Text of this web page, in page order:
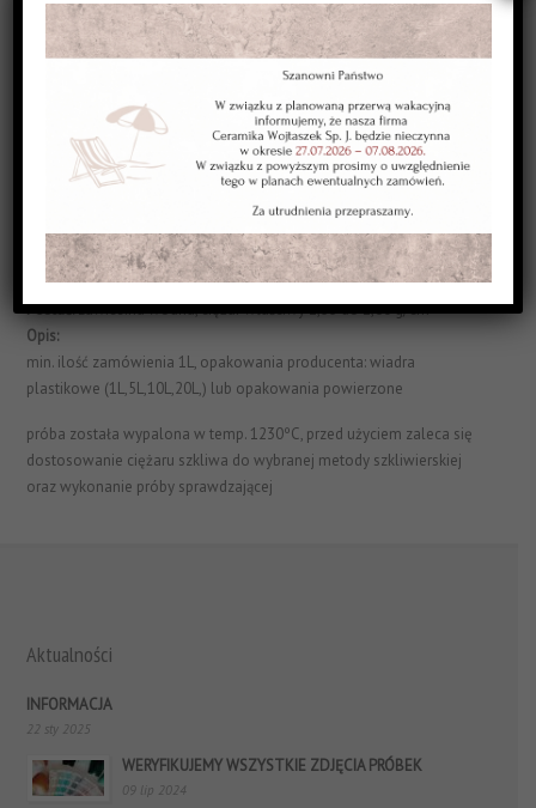
Category: SZKLIWA WYSOKOTOPLIWE 1220-1250*C
Kolor:beżowe
Typ:kryjące
Struktura Powierzchni:matowe i efektowe
Postać:zawiesina wodna, ciężar właściwy 1,55 do 1,60 g/cm³
Opis:
min. ilość zamówienia 1L, opakowania producenta: wiadra
plastikowe (1L,5L,10L,20L,) lub opakowania powierzone
próba została wypalona w temp. 1230ºC, przed użyciem zaleca się
dostosowanie ciężaru szkliwa do wybranej metody szkliwierskiej
oraz wykonanie próby sprawdzającej
Aktualności
INFORMACJA
22 sty 2025
WERYFIKUJEMY WSZYSTKIE ZDJĘCIA PRÓBEK
09 lip 2024